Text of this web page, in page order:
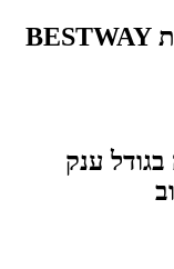
כורסת גיימרים מתנפחת BESTWAY
ענק